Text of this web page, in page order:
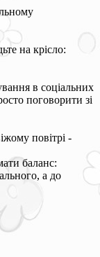
на крісло:
в соціальних
поговорити зі
повітрі -
баланс:
а до